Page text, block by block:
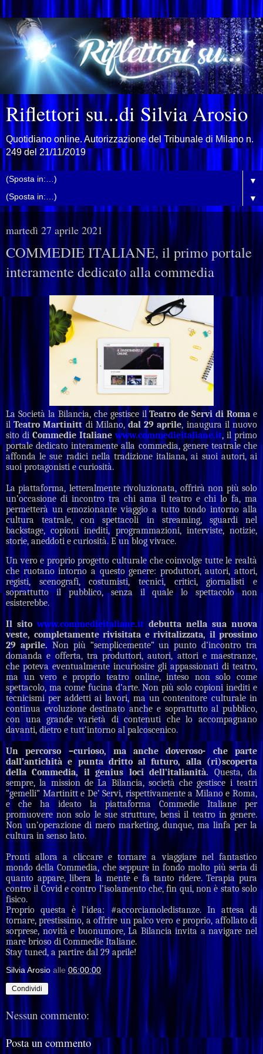
Riflettori su...di Silvia Arosio
Quotidiano online. Autorizzazione del Tribunale di Milano n.
249 del 21/11/2019
▼
▼
martedì 27 aprile 2021
COMMEDIE ITALIANE, il primo portale
interamente dedicato alla commedia
La Società la Bilancia, che gestisce ilTeatro de Servi di Roma e
ilTeatro Martinitt di Milano,dal 29 aprile, inaugura il nuovo
sito di Commedie Italianewww.commedieitaliane.it, il primo
portale dedicato interamente alla commedia, genere teatrale che
affonda le sue radici nella tradizione italiana, ai suoi autori, ai
suoi protagonisti e curiosità.
La piattaforma, letteralmente rivoluzionata, offrirà non più solo
un’occasione di incontro tra chi ama il teatro e chi lo fa, ma
permetterà un emozionante viaggio a tutto tondo intorno alla
cultura teatrale, con spettacoli in streaming, sguardi nel
backstage, copioni inediti, programmazioni, interviste, notizie,
storie, aneddoti e curiosità. E un blog vivace.
Un vero e proprio progetto culturale che coinvolge tutte le realtà
che ruotano intorno a questo genere: produttori, autori, attori,
registi, scenografi, costumisti, tecnici, critici, giornalisti e
soprattutto il pubblico, senza il quale lo spettacolo non
esisterebbe.
Il sitowww.commedieitaliane.it debutta nella sua nuova
veste, completamente rivisitata e rivitalizzata, il prossimo
29 aprile. Non più “semplicemente” un punto d’incontro tra
domanda e offerta, tra produttori, autori, attori e maestranze,
che poteva eventualmente incuriosire gli appassionati di teatro,
ma un vero e proprio teatro online, inteso non solo come
spettacolo, ma come fucina d’arte. Non più solo copioni inediti e
tecnicismi per addetti ai lavori, ma un contenitore culturale in
continua evoluzione destinato anche e soprattutto al pubblico,
con una grande varietà di contenuti che lo accompagnano
davanti, dietro e tutt’intorno al palcoscenico.
Un percorso –curioso, ma anche doveroso- che parte
dall’antichità e punta dritto al futuro, alla (ri)scoperta
della Commedia, il genius loci dell’italianità. Questa, da
sempre, la mission de La Bilancia, società che gestisce i teatri
“gemelli” Martinitt e De’ Servi, rispettivamente a Milano e Roma,
e che ha ideato la piattaforma Commedie Italiane per
promuovere non solo le sue strutture, bensì il teatro in genere.
Non un’operazione di mero marketing, dunque, ma linfa per la
cultura in senso lato.
Pronti allora a cliccare e tornare a viaggiare nel fantastico
mondo della Commedia, che seppure in fondo molto più seria di
quanto appare, libera la mente e fa tanto ridere. Terapia pura
contro il Covid e contro l’isolamento che, fin qui, non è stato solo
fisico.
Proprio questa è l’idea: #accorciamoledistanze. In attesa di
tornare, prestissimo, a offrire un palco vero e proprio, affollato di
sorprese, novità e buonumore, La Bilancia invita a navigare nel
mare brioso di Commedie Italiane.
Stay tuned, a partire dal 29 aprile!
Silvia Arosio alle 06:00:00
Condividi
Nessun commento:
Posta un commento